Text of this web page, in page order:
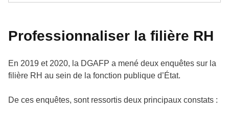
Professionnaliser la filière RH
En 2019 et 2020, la DGAFP a mené deux enquêtes sur la
filière RH au sein de la fonction publique d’État.
De ces enquêtes, sont ressortis deux principaux constats :